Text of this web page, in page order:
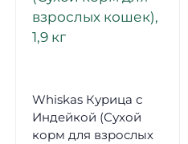
Whiskas Курица с
Индейкой (Сухой
корм для взрослых